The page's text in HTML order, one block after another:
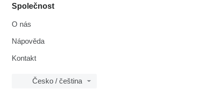
Společnost
O nás
Nápověda
Kontakt
Česko / čeština